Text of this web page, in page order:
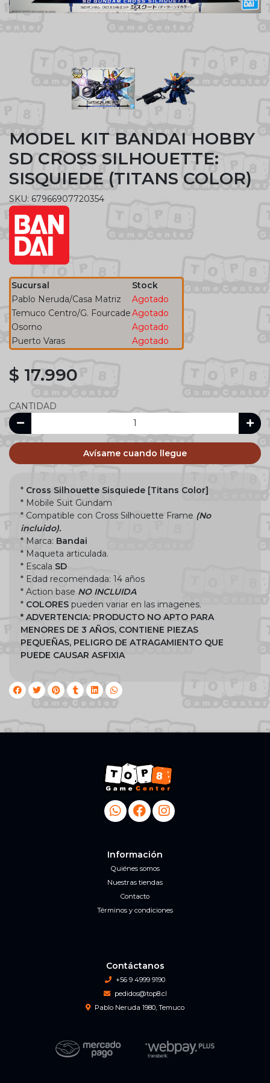
MODEL KIT BANDAI HOBBY
SD CROSS SILHOUETTE:
SISQUIEDE (TITANS COLOR)
SKU: 67966907720354
Sucursal
Stock
Pablo Neruda/Casa Matriz
Agotado
Temuco Centro/G. FourcadeAgotado
Osorno
Agotado
Puerto Varas
Agotado
$ 17.990
CANTIDAD
Avísame cuando llegue
* Cross Silhouette Sisquiede [Titans Color]
* Mobile Suit Gundam
* Compatible con Cross Silhouette Frame (No
incluido).
* Marca: Bandai
* Maqueta articulada.
* Escala SD
* Edad recomendada: 14 años
* Action base NO INCLUIDA
* COLORES pueden variar en las imagenes.
* ADVERTENCIA: PRODUCTO NO APTO PARA
MENORES DE 3 AÑOS, CONTIENE PIEZAS
PEQUEÑAS, PELIGRO DE ATRAGAMIENTO QUE
PUEDE CAUSAR ASFIXIA
Información
Quiénes somos
Nuestras tiendas
Contacto
Términos y condiciones
Contáctanos
+56 9 4999 9190
pedidos@top8.cl
Pablo Neruda 1980, Temuco